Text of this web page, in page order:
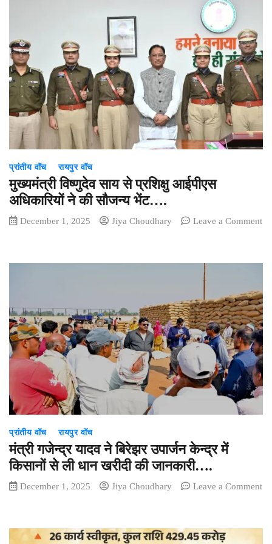
से
ग्रामीण
अधोसंरचना
हो
सुदृढ़–
उपमुख्यमंत्री
विजय
प्रांतीय वॉच रायपुर वॉच
मुख्यमंत्री विष्णुदेव साय से प्रशिक्षु आईपीएस
अधिकारियों ने की सौजन्य भेंट….
December 1, 2025 Jiya Choudhary
Leave a Comment
आईपीएस
अधिकारियों
ने
की
सौजन्य
भेंट….
प्रांतीय वॉच रायपुर वॉच
मंत्री गजेन्द्र यादव ने बिरेझर उपार्जन केन्द्र में
किसानों से ली धान खरीदी की जानकारी….
December 1, 2025 Jiya Choudhary
Leave a Comment
गजेन्द्र
यादव